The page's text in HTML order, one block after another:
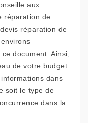
aux
réparation de
réparation de
document. Ainsi,
de votre budget.
dans
soit le type de
dans la